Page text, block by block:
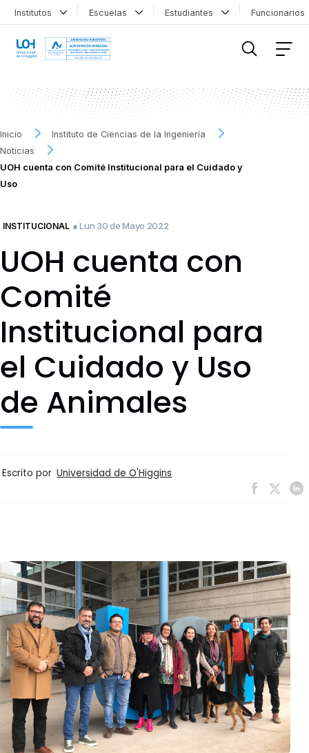
Institutos Escuelas Estudiantes
Inicio
Instituto de Ciencias de la Ingeniería
Noticias
UOH cuenta con Comité Institucional para el Cuidado y
Uso
INSTITUCIONAL ● Lun 30 de Mayo 2022
UOH cuenta con
Comité
Institucional para
el Cuidado y Uso
de Animales
Escrito por Universidad de O'Higgins